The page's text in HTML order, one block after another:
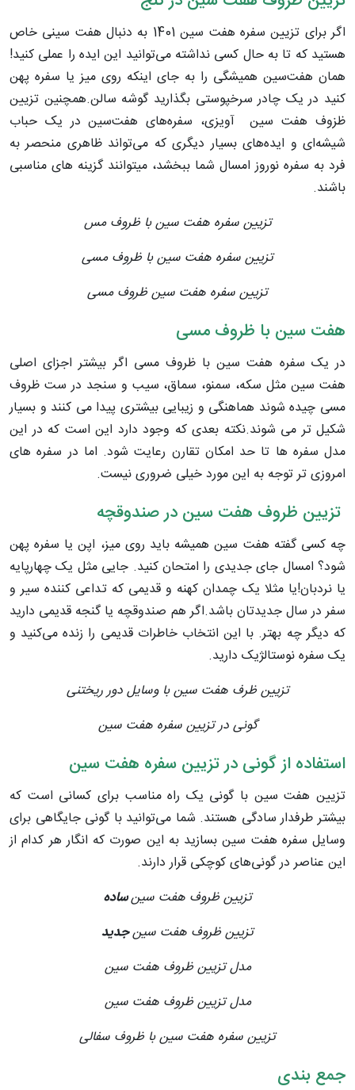
اگر برای تزیین سفره هفت‌ سین 1401 به دنبال هفت سینی خاص
هستید که تا به حال کسی نداشته می‌توانید این ایده را عملی کنید!
همان هفت‌سین همیشگی را به جای اینکه روی میز یا سفره پهن
کنید در یک چادر سرخپوستی بگذارید گوشه سالن.همچنین تزیین
ظزوف هفت سین آویزی، سفره‌های هفت‌سین در یک حباب
شیشه‌ای و ایده‌های بسیار دیگری که می‌تواند ظاهری منحصر به‌
فرد به سفره نوروز امسال شما ببخشد، میتوانند گزینه های مناسبی
باشند.
تزیین سفره هفت سین با ظروف مس
تزیین سفره هفت سین با ظروف مسی
تزیین سفره هفت سین ظروف مسی
هفت سین با ظروف مسی
در یک سفره هفت سین با ظروف مسی اگر بیشتر اجزای اصلی
هفت سین مثل سکه، سمنو، سماق، سیب و سنجد در ست ظروف
مسی چیده شوند هماهنگی و زیبایی بیشتری پیدا می کنند و بسیار
شکیل تر می شوند.نکته بعدی که وجود دارد این است که در این
مدل سفره ها تا حد امکان تقارن رعایت شود. اما در سفره های
امروزی تر توجه به این مورد خیلی ضروری نیست.
تزیین ظروف هفت سین در صندوقچه
چه کسی گفته هفت سین همیشه باید روی میز، اپن یا سفره پهن
شود؟ امسال جای جدیدی را امتحان کنید. جایی مثل یک چهارپایه
یا نردبان!یا مثلا یک چمدان کهنه و قدیمی که تداعی کننده سیر و
سفر در سال جدیدتان باشد.اگر هم صندوقچه یا گنجه قدیمی دارید
که دیگر چه بهتر. با این انتخاب خاطرات قدیمی‌ را زنده می‌کنید و
یک سفره نوستالژیک دارید.
تزیین ظرف هفت سین با وسایل دور ریختنی
گونی در تزیین سفره هفت سین
استفاده از گونی در تزیین سفره هفت سین
تزیین هفت سین با گونی یک راه مناسب برای کسانی است که
بیشتر طرفدار سادگی هستند. شما می‌توانید با گونی جایگاهی برای
وسایل سفره هفت سین بسازید به این صورت که انگار هر کدام از
این عناصر در گونی‌های کوچکی قرار دارند.
تزیین ظروف هفت سینساده
تزیین ظروف هفت سینجدید
مدل تزیین ظروف هفت سین
مدل تزیین ظروف هفت سین
تزیین سفره هفت سین با ظروف سفالی
جمع بندی